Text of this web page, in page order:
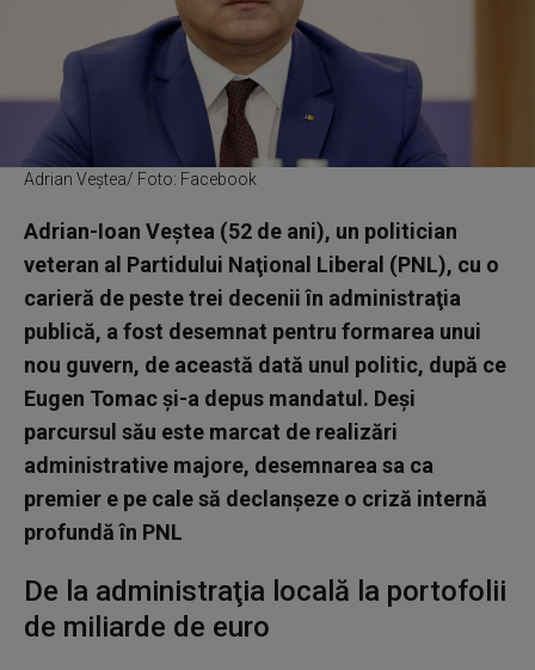
Adrian Veștea/ Foto: Facebook
Adrian-Ioan Veştea (52 de ani), un politician
veteran al Partidului Naţional Liberal (PNL), cu o
carieră de peste trei decenii în administraţia
publică, a fost desemnat pentru formarea unui
nou guvern, de această dată unul politic, după ce
Eugen Tomac şi-a depus mandatul. Deşi
parcursul său este marcat de realizări
administrative majore, desemnarea sa ca
premier e pe cale să declanşeze o criză internă
profundă în PNL
De la administraţia locală la portofolii
de miliarde de euro